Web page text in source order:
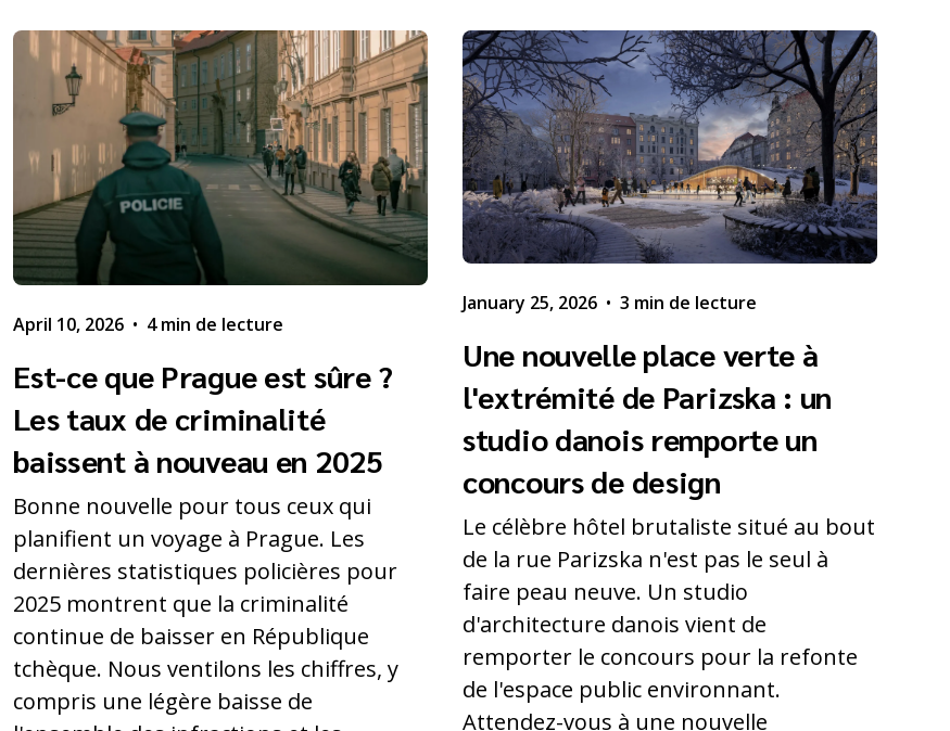
April 10, 2026 • 4 min de lecture
Est-ce que Prague est sûre ?
Les taux de criminalité
baissent à nouveau en 2025
Bonne nouvelle pour tous ceux qui
planifient un voyage à Prague. Les
dernières statistiques policières pour
2025 montrent que la criminalité
continue de baisser en République
tchèque. Nous ventilons les chiffres, y
compris une légère baisse de
January 25, 2026 • 3 min de lecture
Une nouvelle place verte à
l'extrémité de Parizska : un
studio danois remporte un
concours de design
Le célèbre hôtel brutaliste situé au bout
de la rue Parizska n'est pas le seul à
faire peau neuve. Un studio
d'architecture danois vient de
remporter le concours pour la refonte
de l'espace public environnant.
Attendez-vous à une nouvelle